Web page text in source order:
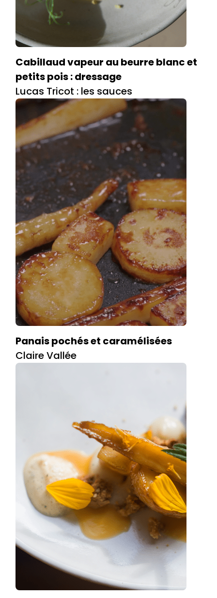
Cabillaud vapeur au beurre blanc et
petits pois : dressage
Lucas Tricot : les sauces
Panais pochés et caramélisées
Claire Vallée